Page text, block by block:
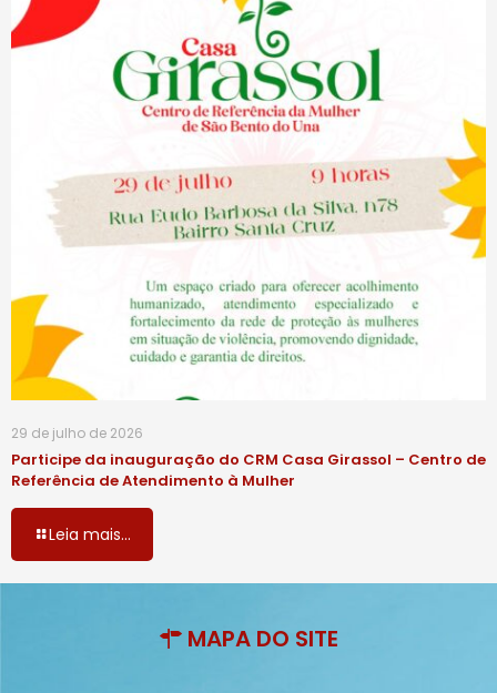
29 de julho de 2026
Participe da inauguração do CRM Casa Girassol – Centro de
Referência de Atendimento à Mulher
Leia mais...
MAPA DO SITE